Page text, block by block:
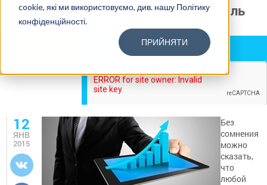
cookie, які ми використовуємо, див. нашу Політику
конфіденційності.
ПРИЙНЯТИ
Проверки повышают вашу прибыль
12
ЯНВ
2015
Без
сомнения
можно
сказать,
что
любой